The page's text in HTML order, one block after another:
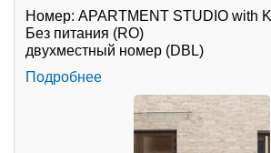
Номер: APARTMENT STUDIO with
Без питания (RO)
двухместный номер (DBL)
Подробнее